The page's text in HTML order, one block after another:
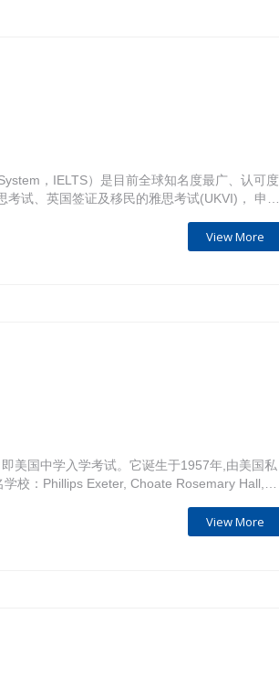
，IELTS）是目前全球知名度最广、认可度
试、英国签证及移民的雅思考试(UKVI)， 申请
，四门科目每门满分是9分，取四部分的平均
View More
美国中学入学考试。它诞生于1957年,由美国私
校：Phillips Exeter, Choate Rosemary Hall,
View More